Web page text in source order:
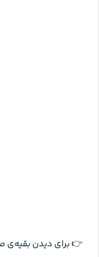
👉 برای دیدن بقیه‌ی